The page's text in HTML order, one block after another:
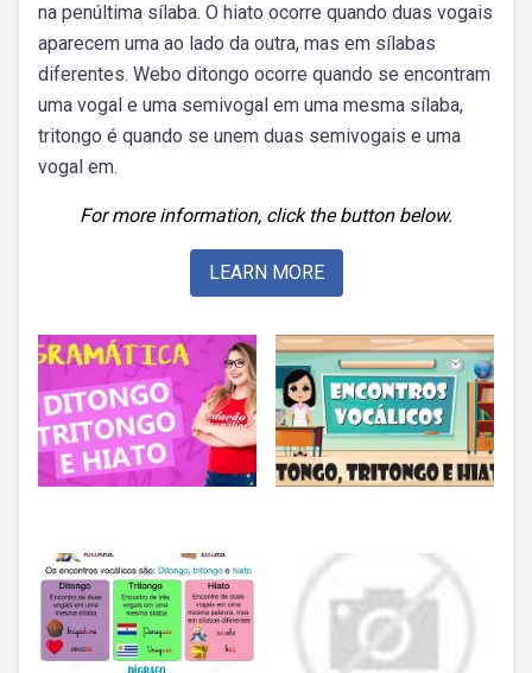
na penúltima sílaba. O hiato ocorre quando duas vogais
aparecem uma ao lado da outra, mas em sílabas
diferentes. Webo ditongo ocorre quando se encontram
uma vogal e uma semivogal em uma mesma sílaba,
tritongo é quando se unem duas semivogais e uma
vogal em.
For more information, click the button below.
LEARN MORE